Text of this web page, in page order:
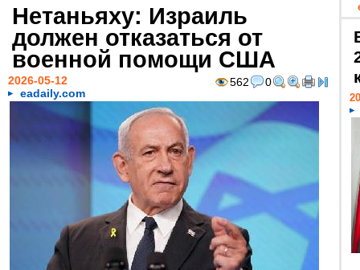
Нетаньяху: Израиль
должен отказаться от
военной помощи США
562 0
2026-05-12
eadaily.com